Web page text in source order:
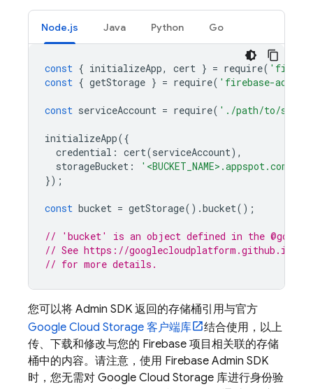
Node.js Java Python Go
const { initializeApp, cert } = require(
const { getStorage } = require( 'firebase-
const serviceAccount = require( './path/to/
initializeApp({
credential : cert(serviceAccount),
storageBucket :
'<BUCKET_NAME>.appspot.com'
});
const bucket = getStorage().bucket();
// 'bucket' is an object defined in the
// See https://googlecloudplatform.github.io/
// for more details.
您可以将 Admin SDK 返回的存储桶引用与官方
Google Cloud Storage 客户端库
结合使用，以上
传、下载和修改与您的 Firebase 项目相关联的存储
桶中的内容。请注意，使用 Firebase Admin SDK
时，您无需对 Google Cloud Storage 库进行身份验